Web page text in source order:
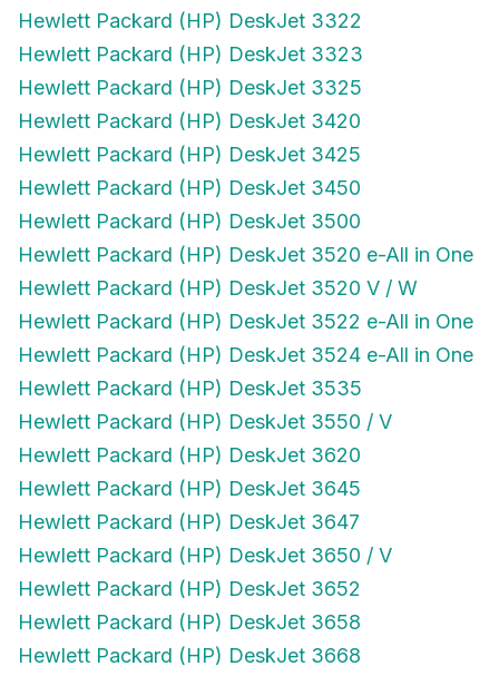
Hewlett Packard (HP) DeskJet 3322
Hewlett Packard (HP) DeskJet 3323
Hewlett Packard (HP) DeskJet 3325
Hewlett Packard (HP) DeskJet 3420
Hewlett Packard (HP) DeskJet 3425
Hewlett Packard (HP) DeskJet 3450
Hewlett Packard (HP) DeskJet 3500
Hewlett Packard (HP) DeskJet 3520 e-All in One
Hewlett Packard (HP) DeskJet 3520 V / W
Hewlett Packard (HP) DeskJet 3522 e-All in One
Hewlett Packard (HP) DeskJet 3524 e-All in One
Hewlett Packard (HP) DeskJet 3535
Hewlett Packard (HP) DeskJet 3550 / V
Hewlett Packard (HP) DeskJet 3620
Hewlett Packard (HP) DeskJet 3645
Hewlett Packard (HP) DeskJet 3647
Hewlett Packard (HP) DeskJet 3650 / V
Hewlett Packard (HP) DeskJet 3652
Hewlett Packard (HP) DeskJet 3658
Hewlett Packard (HP) DeskJet 3668